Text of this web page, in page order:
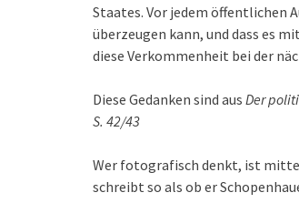
Staates. Vor jedem öffentlichen
überzeugen kann, und dass es
diese Verkommenheit bei der
Diese Gedanken sind aus Der
S. 42/43
Wer fotografisch denkt, ist
schreibt so als ob er